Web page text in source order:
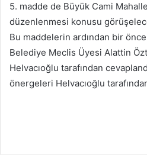
5. madde de Büyük Cami
düzenlenmesi konusu
Bu maddelerin ardından bir
Belediye Meclis Üyesi Alattin
Helvacıoğlu tarafından
önergeleri Helvacıoğlu